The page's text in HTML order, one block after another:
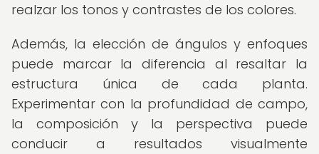
realzar los tonos y contrastes de los colores.
Además, la elección de ángulos y enfoques
puede marcar la diferencia al resaltar la
estructura única de cada planta.
Experimentar con la profundidad de campo,
la composición y la perspectiva puede
conducir a resultados visualmente